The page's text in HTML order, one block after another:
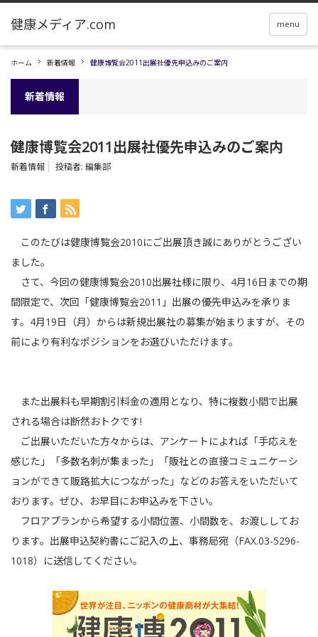
menu
ホーム 新着情報 健康博覧会2011出展社優先申込みのご案内
新着情報
健康博覧会2011出展社優先申込みのご案内
新着情報 投稿者: 編集部
このたびは健康博覧会2010にご出展頂き誠にありがとうござい
ました。
さて、今回の健康博覧会2010出展社様に限り、4月16日までの期
間限定で、次回「健康博覧会2011」出展の優先申込みを承りま
す。4月19日（月）からは新規出展社の募集が始まりますが、その
前により有利なポジションをお選びいただけます。
また出展料も早期割引料金の適用となり、特に複数小間で出展
される場合は断然おトクです!
ご出展いただいた方々からは、アンケートによれば「手応えを
感じた」「多数名刺が集まった」「販社との直接コミュニケーシ
ョンができて販路拡大につながった」などのお答えをいただいて
おります。ぜひ、お早目にお申込みを下さい。
フロアプランから希望する小間位置、小間数を、お渡ししてお
ります。出展申込契約書にご記入の上、事務局宛（FAX.03-5296-
1018）に送信してください。